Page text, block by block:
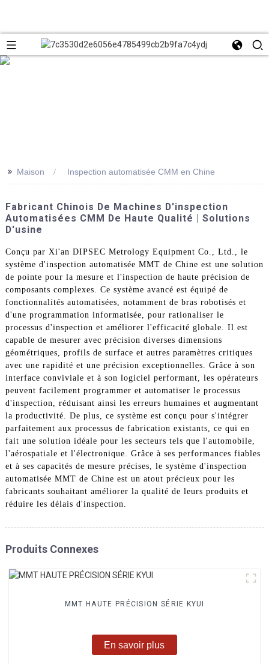
>> Maison Inspection automatisée CMM en Chine
Fabricant Chinois De Machines D'inspection
Automatisées CMM De Haute Qualité | Solutions
D'usine
Conçu par Xi'an DIPSEC Metrology Equipment Co., Ltd., le
système d'inspection automatisée MMT de Chine est une solution
de pointe pour la mesure et l'inspection de haute précision de
composants complexes. Ce système avancé est équipé de
fonctionnalités automatisées, notamment de bras robotisés et
d'une programmation informatisée, pour rationaliser le
processus d'inspection et améliorer l'efficacité globale. Il est
capable de mesurer avec précision diverses dimensions
géométriques, profils de surface et autres paramètres critiques
avec une rapidité et une précision exceptionnelles. Grâce à son
interface conviviale et à son logiciel performant, les opérateurs
peuvent facilement programmer et automatiser le processus
d'inspection, réduisant ainsi les erreurs humaines et augmentant
la productivité. De plus, ce système est conçu pour s'intégrer
parfaitement aux processus de fabrication existants, ce qui en
fait une solution idéale pour les secteurs tels que l'automobile,
l'aérospatiale et l'électronique. Grâce à ses performances fiables
et à ses capacités de mesure précises, le système d'inspection
automatisée MMT de Chine est un atout précieux pour les
fabricants souhaitant améliorer la qualité de leurs produits et
réduire les délais d'inspection.
Produits Connexes
MMT HAUTE PRÉCISION SÉRIE KYUI
En savoir plus